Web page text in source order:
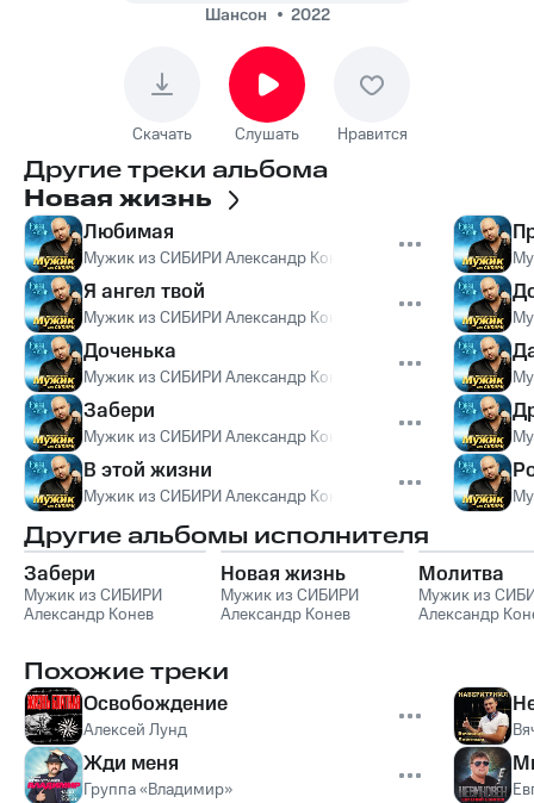
Шансон
2022
Скачать Слушать Нравится
Другие треки альбома
Новая жизнь
Любимая
Мужик из СИБИРИ Александр Конев
Я ангел твой
Мужик из СИБИРИ Александр Конев
Доченька
Мужик из СИБИРИ Александр Конев
Забери
Мужик из СИБИРИ Александр Конев
В этой жизни
Мужик из СИБИРИ Александр Конев
Другие альбомы исполнителя
Забери
Мужик из СИБИРИ
Александр Конев
Новая жизнь
Мужик из СИБИРИ
Александр Конев
Молитва
Мужик из
Александр
Похожие треки
Освобождение
Алексей Лунд
Жди меня
Группа «Владимир»